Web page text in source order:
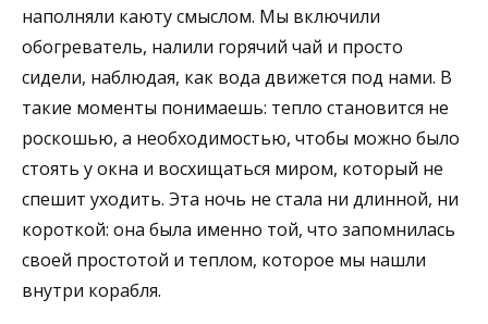
наполняли каюту смыслом. Мы включили
обогреватель, налили горячий чай и просто
сидели, наблюдая, как вода движется под нами. В
такие моменты понимаешь: тепло становится не
роскошью, а необходимостью, чтобы можно было
стоять у окна и восхищаться миром, который не
спешит уходить. Эта ночь не стала ни длинной, ни
короткой: она была именно той, что запомнилась
своей простотой и теплом, которое мы нашли
внутри корабля.